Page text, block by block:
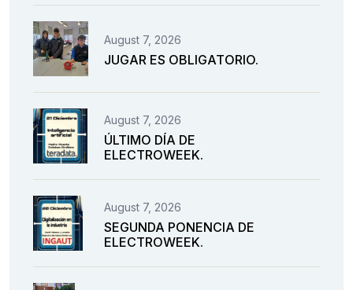
August 7, 2026
JUGAR ES OBLIGATORIO.
August 7, 2026
ÚLTIMO DÍA DE
ELECTROWEEK.
August 7, 2026
SEGUNDA PONENCIA DE
ELECTROWEEK.